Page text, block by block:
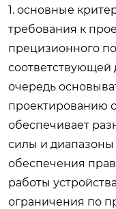
1. основные
требования к
прецизионного
очередь
проектированию
обеспечивает
силы и
обеспечения
работы
ограничения по